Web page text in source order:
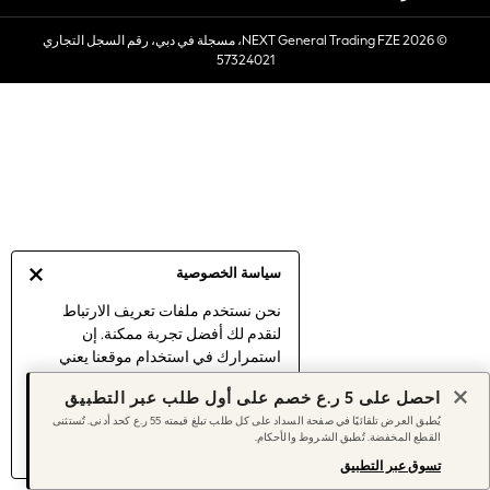
سياسة الخصوصية
نحن نستخدم ملفات تعريف الارتباط
لنقدم لك أفضل تجربة ممكنة. إن
استمرارك في استخدام موقعنا يعني
الارتباط.
اكتشف المزيد عن إدارة إعدادات ملفات
تعريف الارتباط (الكوكيز).
Sets & Outfits
Linen Collection
Women's Holiday Shop
Women's Travel Styles
Linen Collection
Tops & T-Shirts
Cover Ups & Kaftans
Sandals
Swimwear
© 2026 NEXT General Trading FZE، مسجلة في دبي، رقم السجل التجاري
57324021
احصل على 5 ر.ع خصم على أول طلب عبر التطبيق
يُطبق العرض تلقائيًا في صفحة السداد على كل طلب تبلغ قيمته 55 ر.ع كحد أدنى. تُستثنى
القطع المخفضة. تُطبق الشروط والأحكام.
تسوق عبر التطبيق